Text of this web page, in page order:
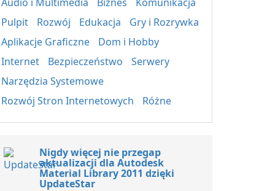
Pulpit
Rozwój Edukacja
Gry i Rozrywka
Aplikacje Graficzne
Dom i Hobby
Internet
Bezpieczeństwo
Serwery
Narzędzia Systemowe
Rozwój Stron Internetowych
Różne
Nigdy więcej nie przegap
aktualizacji dla Autodesk
Material Library 2011 dzięki
UpdateStar